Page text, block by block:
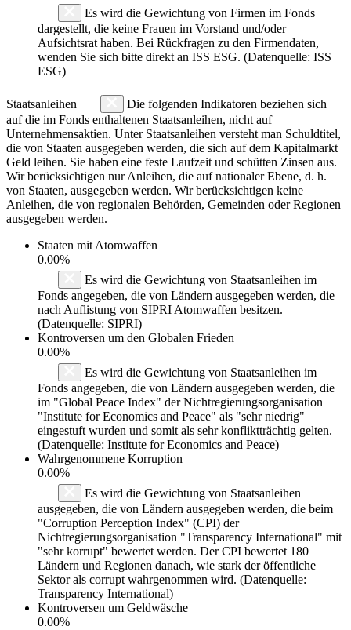
Es wird die Gewichtung von Firmen im Fonds
dargestellt, die keine Frauen im Vorstand und/oder
Aufsichtsrat haben. Bei Rückfragen zu den Firmendaten,
wenden Sie sich bitte direkt an ISS ESG. (Datenquelle: ISS
ESG)
Staatsanleihen
Die folgenden Indikatoren beziehen sich
auf die im Fonds enthaltenen Staatsanleihen, nicht auf
Unternehmensaktien. Unter Staatsanleihen versteht man Schuldtitel,
die von Staaten ausgegeben werden, die sich auf dem Kapitalmarkt
Geld leihen. Sie haben eine feste Laufzeit und schütten Zinsen aus.
Wir berücksichtigen nur Anleihen, die auf nationaler Ebene, d. h.
von Staaten, ausgegeben werden. Wir berücksichtigen keine
Anleihen, die von regionalen Behörden, Gemeinden oder Regionen
ausgegeben werden.
Staaten mit Atomwaffen
0.00%
Es wird die Gewichtung von Staatsanleihen im
Fonds angegeben, die von Ländern ausgegeben werden, die
nach Auflistung von SIPRI Atomwaffen besitzen.
(Datenquelle: SIPRI)
Kontroversen um den Globalen Frieden
0.00%
Es wird die Gewichtung von Staatsanleihen im
Fonds angegeben, die von Ländern ausgegeben werden, die
im "Global Peace Index" der Nichtregierungsorganisation
"Institute for Economics and Peace" als "sehr niedrig"
eingestuft wurden und somit als sehr konfliktträchtig gelten.
(Datenquelle: Institute for Economics and Peace)
Wahrgenommene Korruption
0.00%
Es wird die Gewichtung von Staatsanleihen
ausgegeben, die von Ländern ausgegeben werden, die beim
"Corruption Perception Index" (CPI) der
Nichtregierungsorganisation "Transparency International" mit
"sehr korrupt" bewertet werden. Der CPI bewertet 180
Ländern und Regionen danach, wie stark der öffentliche
Sektor als corrupt wahrgenommen wird. (Datenquelle:
Transparency International)
Kontroversen um Geldwäsche
0.00%